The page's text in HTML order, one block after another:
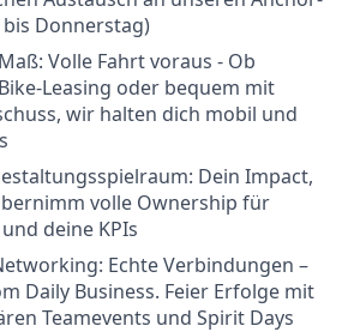
Donnerstag)
Volle Fahrt voraus - Ob
Leasing oder bequem mit
wir halten dich mobil und
Dein Impact,
volle Ownership für
deine KPIs
Echte Verbindungen –
Daily Business. Feier Erfolge mit
Teamevents und Spirit Days